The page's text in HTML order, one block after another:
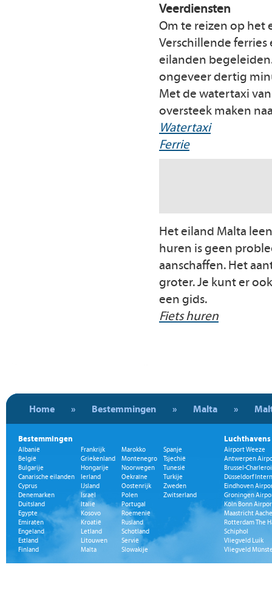
Veerdiensten
Om te reizen op het
Verschillende ferries
eilanden
ongeveer dertig
Met de watertaxi
oversteek maken
Watertaxi
Ferrie
Het eiland Malta
huren is geen
aanschaffen. Het
groter. Je kunt er
een gids.
Fiets huren
Home » Bestemmingen » Malta »
Bestemmingen
Albanië
België
Bulgarije
Canarische eilanden
Cyprus
Denemarken
Duitsland
Egypte
Emiraten
Engeland
Estland
Finland
Frankrijk
Griekenland
Hongarije
Ierland
IJsland
Israël
Italië
Kosovo
Kroatië
Letland
Litouwen
Malta
Marokko
Montenegro
Noorwegen
Oekraïne
Oostenrijk
Polen
Portugal
Roemenië
Rusland
Schotland
Servië
Slowakije
Spanje
Tsjechië
Tunesië
Turkije
Zweden
Zwitserland
Luchthavens
Airport Weeze
Antwerpen
Brussel-
Düsseldorf
Eindhoven
Groningen
Köln Bonn
Maastricht
Rotterdam The
Schiphol
Vliegveld Luik
Vliegveld